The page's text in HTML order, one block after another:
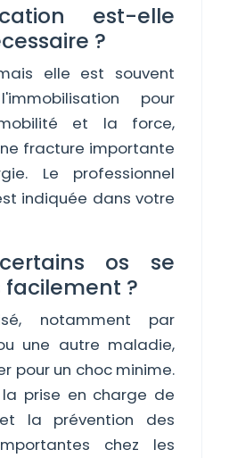
est-elle
?
elle est souvent
pour
et la force,
fracture importante
Le professionnel
indiquée dans votre
os se
?
notamment par
une autre maladie,
pour un choc minime.
prise en charge de
la prévention des
chez les